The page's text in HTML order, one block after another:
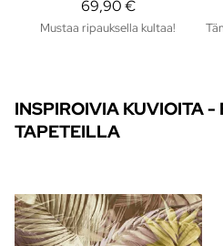
69,90 €
Mustaa ripauksella kultaa!
INSPIROIVIA KUVIOITA
TAPETEILLA